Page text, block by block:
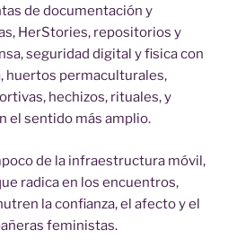
de documentación y
HerStories, repositorios y
seguridad digital y fisica con
huertos permaculturales,
hechizos, rituales, y
el sentido más amplio.
de la infraestructura móvil,
radica en los encuentros,
la confianza, el afecto y el
feministas.